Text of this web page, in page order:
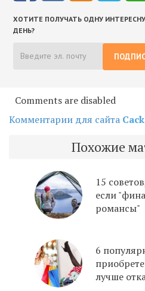
ХОТИТЕ ПОЛУЧАТЬ ОДНУ
ДЕНЬ?
Comments are disabled
Комментарии для сайта
Похожие
15
если
романсы"
6
лучше